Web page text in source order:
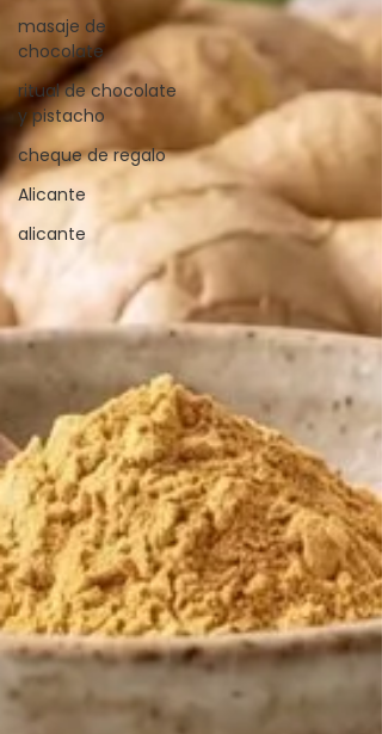
masaje de
chocolate
ritual de chocolate
y pistacho
cheque de regalo
Alicante
alicante